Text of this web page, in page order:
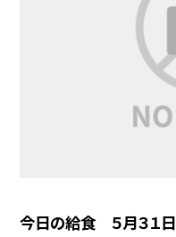
今日の給食 ５月３１日